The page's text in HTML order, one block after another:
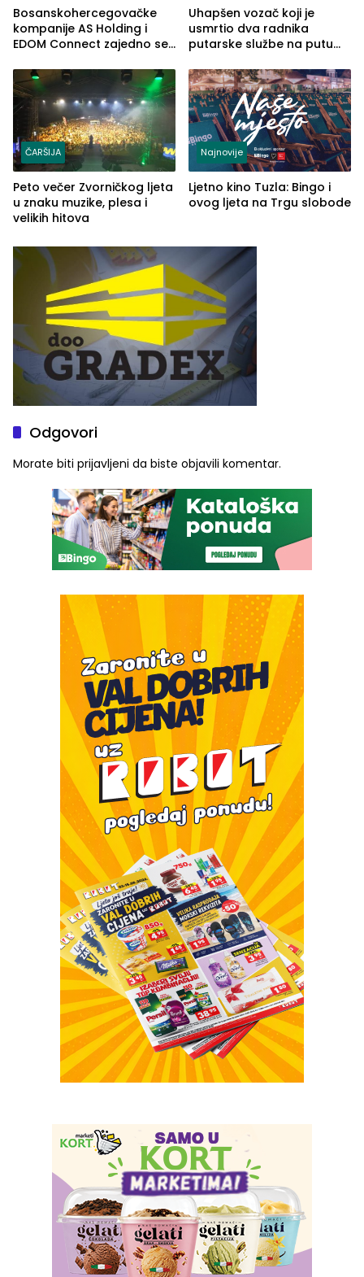
Bosanskohercegovačke
kompanije AS Holding i
EDOM Connect zajedno se
Uhapšen vozač koji je
usmrtio dva radnika
putarske službe na putu
(FOTO)
ČARŠIJA
Peto večer Zvorničkog ljeta
u znaku muzike, plesa i
velikih hitova
Najnovije
Ljetno kino Tuzla: Bingo i
ovog ljeta na Trgu slobode
Odgovori
Morate biti prijavljeni da biste objavili komentar.